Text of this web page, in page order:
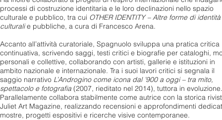
processi di costruzione identitaria e le loro declinazioni nello spazio
culturale e pubblico, tra cui OTHER IDENTITY – Altre forme di identità
culturalie pubbliche, a cura di Francesco Arena.
Accanto all’attività curatoriale, Spagnuolo sviluppa una pratica critica
continuativa, scrivendo saggi, testi critici e biografie per cataloghi,
personali e collettive, collaborando con artisti, gallerie e istituzioni in
ambito nazionale e internazionale. Tra i suoi lavori critici si segnala il
saggio narrativo L’Androgino come icona dal ’900 a oggi – tra mito,
spettacolo e fotografia (2007, rieditato nel 2014), tuttora in evoluzione.
Parallelamente collabora stabilmente come autrice con la storica
Juliet Art Magazine, realizzando recensioni e approfondimenti
mostre, progetti espositivi e ricerche visive contemporanee.